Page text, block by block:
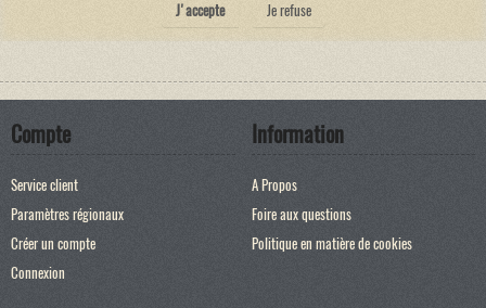
J'accepte
Je refuse
Compte
Service client
Paramètres régionaux
Créer un compte
Connexion
Information
A Propos
Foire aux questions
Politique en matière de cookies